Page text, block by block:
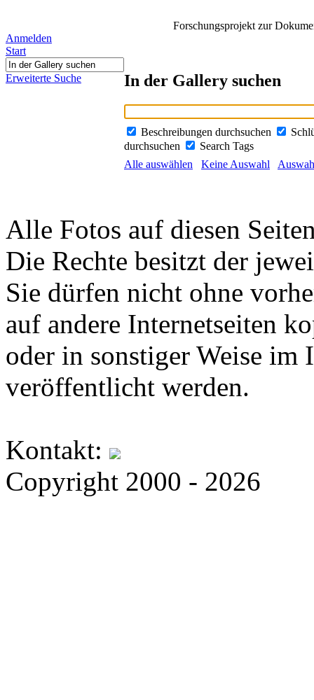
Forschungsprojekt zur
Anmelden
Start
Erweiterte Suche In der Gallery suchen
Beschreibungen durchsuchen
durchsuchen
Search Tags
Alle auswählen
Keine Auswahl
Alle Fotos auf diesen
Die Rechte besitzt der
Sie dürfen nicht ohne
auf andere Internetseiten
oder in sonstiger Weise im
veröffentlicht werden.
Kontakt:
Copyright 2000 - 2026